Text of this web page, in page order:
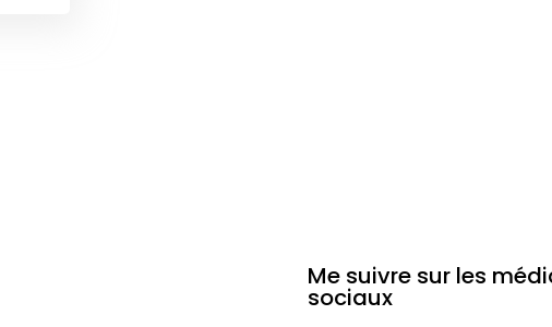
Me suivre sur les
sociaux